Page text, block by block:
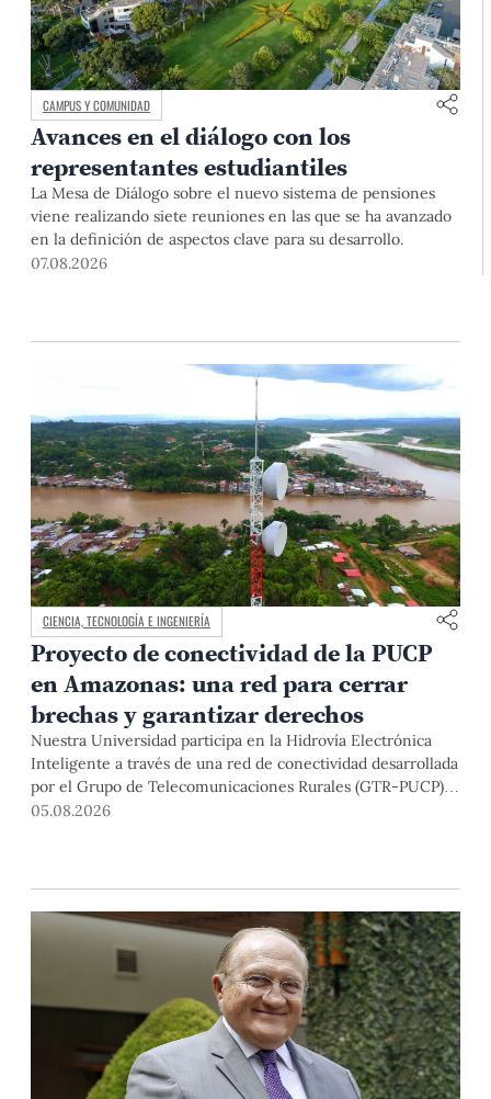
CAMPUS Y COMUNIDAD
Avances en el diálogo con los
representantes estudiantiles
La Mesa de Diálogo sobre el nuevo sistema de pensiones
viene realizando siete reuniones en las que se ha avanzado
en la definición de aspectos clave para su desarrollo.
07.08.2026
CIENCIA, TECNOLOGÍA E INGENIERÍA
Proyecto de conectividad de la PUCP
en Amazonas: una red para cerrar
brechas y garantizar derechos
Nuestra Universidad participa en la Hidrovía Electrónica
Inteligente a través de una red de conectividad desarrollada
por el Grupo de Telecomunicaciones Rurales (GTR-PUCP)
desde el 2018. En esta nota repasamos cómo ha sido el
05.08.2026